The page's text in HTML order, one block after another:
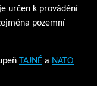
určen k provádění
pozemní
TAJNÉ a NATO